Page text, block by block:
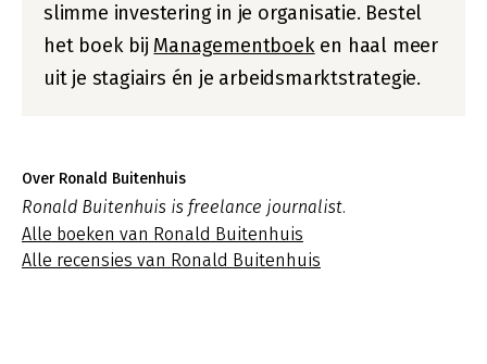
slimme investering in je organisatie. Bestel
het boek bij Managementboeken haal meer
uit je stagiairs én je arbeidsmarktstrategie.
Over Ronald Buitenhuis
Ronald Buitenhuis is freelance journalist.
Alle boeken van Ronald Buitenhuis
Alle recensies van Ronald Buitenhuis